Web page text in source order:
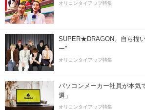
オリコンタイアップ特集
SUPER★DRAGON、自ら描
ー”
オリコンタイアップ特集
パソコンメーカー社員が本気
選」
オリコンタイアップ特集